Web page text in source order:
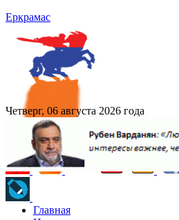
Еркрамас
Четверг, 06 августа 2026 года
Главная